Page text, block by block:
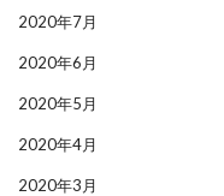
2020年7月
2020年6月
2020年5月
2020年4月
2020年3月